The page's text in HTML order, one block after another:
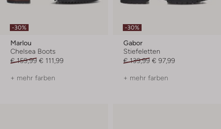
-30%
Marlou
Chelsea Boots
€ 159,99 € 111,99
+ mehr farben
-30%
Gabor
Stiefeletten
€ 139,99 € 97,99
+ mehr farben